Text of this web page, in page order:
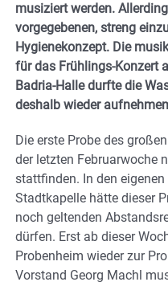
musiziert werden.
vorgegebenen, streng
Hygienekonzept. Die
für das Frühlings-Konzert
Badria-Halle durfte die
deshalb wieder
Die erste Probe des
der letzten Februarwoche
stattfinden. In den
Stadtkapelle hätte dieser
noch geltenden
dürfen. Erst ab dieser
Probenheim wieder zur
Vorstand Georg Machl